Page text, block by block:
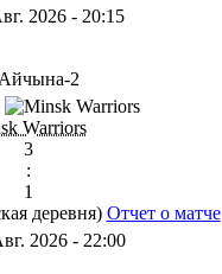
2026 - 20:15
Warriors
3
:
1
деревня) Отчет о матче
2026 - 22:00